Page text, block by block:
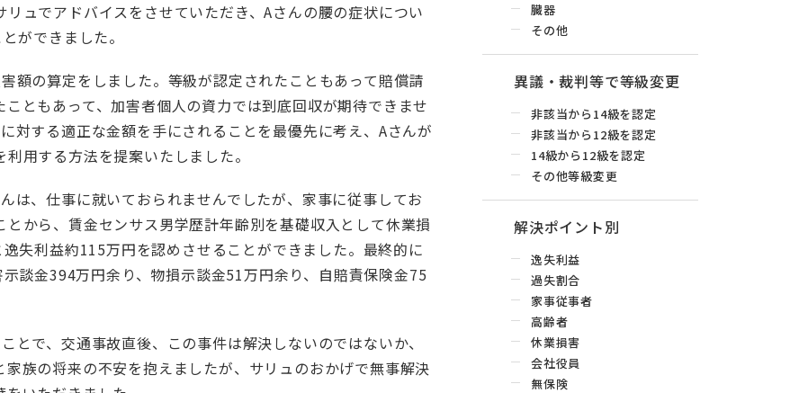
ュでアドバイスをさせていただき、Aさんの腰の症状につい
ができました。
額の算定をしました。等級が認定されたこともあって賠償請
ともあって、加害者個人の資力では到底回収が期待できませ
対する適正な金額を手にされることを最優先に考え、Aさんが
用する方法を提案いたしました。
は、仕事に就いておられませんでしたが、家事に従事してお
から、賃金センサス男学歴計年齢別を基礎収入として休業損
失利益約115万円を認めさせることができました。最終的に
談金394万円余り、物損示談金51万円余り、自賠責保険金75
とで、交通事故直後、この事件は解決しないのではないか、
族の将来の不安を抱えましたが、サリュのおかげで無事解決
臓器
その他
異議・裁判等で等級変更
非該当から14級を認定
非該当から12級を認定
14級から12級を認定
その他等級変更
解決ポイント別
逸失利益
過失割合
家事従事者
高齢者
休業損害
会社役員
無保険